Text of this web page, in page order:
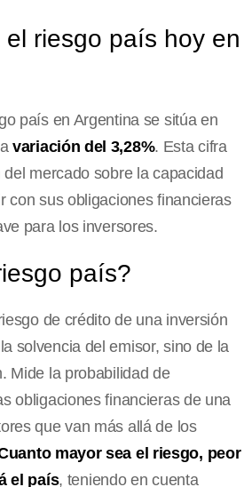
riesgo país hoy en
país en Argentina se sitúa en
variación del 3,28%. Esta cifra
mercado sobre la capacidad
con sus obligaciones financieras
para los inversores.
país?
de crédito de una inversión
solvencia del emisor, sino de la
Mide la probabilidad de
obligaciones financieras de una
que van más allá de los
mayor sea el riesgo, peor
el país, teniendo en cuenta